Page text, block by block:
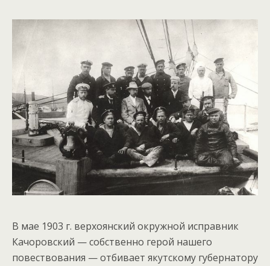
В мае 1903 г. верхоянский окружной исправник
Качоровский — собственно герой нашего
повествования — отбивает якутскому губернатору